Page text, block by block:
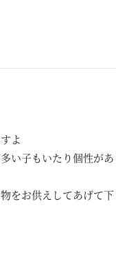
よ
い子もいたり個性があ
をお供えしてあげて下